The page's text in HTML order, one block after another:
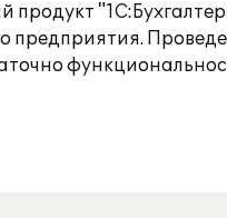
продукт
предприятия.